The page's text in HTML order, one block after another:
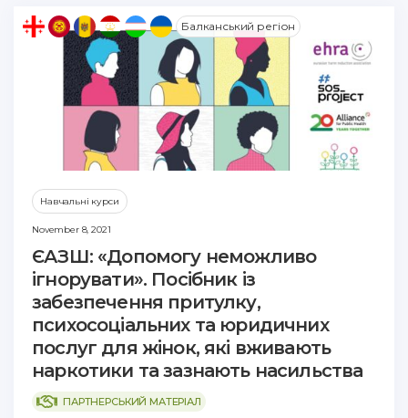
Балканський регіон
Навчальні курси
November 8, 2021
ЄАЗШ: «Допомогу неможливо
ігнорувати». Посібник із
забезпечення притулку,
психосоціальних та юридичних
послуг для жінок, які вживають
наркотики та зазнають насильства
ПАРТНЕРСЬКИЙ МАТЕРІАЛ